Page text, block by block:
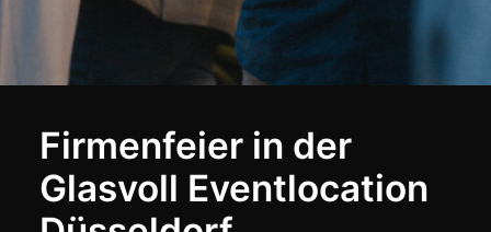
Firmenfeier in der
Glasvoll Eventlocation